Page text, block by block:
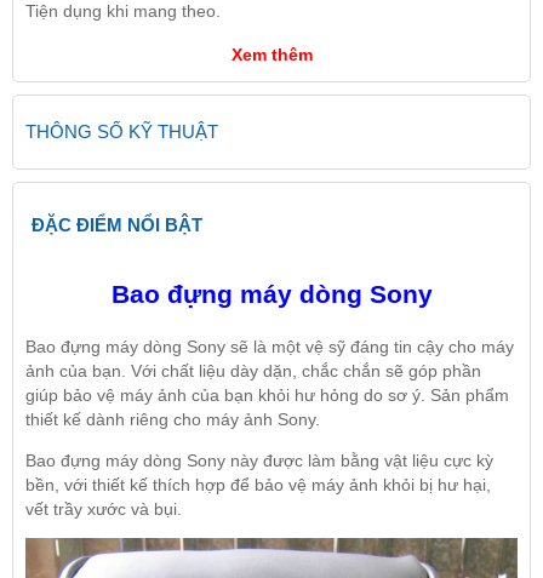
Tiện dụng khi mang theo.
Xem thêm
THÔNG SỐ KỸ THUẬT
ĐẶC ĐIỂM NỔI BẬT
Bao đựng máy dòng Sony
Bao đựng máy dòng Sony sẽ là một vệ sỹ đáng tin cậy cho máy
ảnh của bạn. Với chất liệu dày dặn, chắc chắn sẽ góp phần
giúp bảo vệ máy ảnh của bạn khỏi hư hỏng do sơ ý. Sản phẩm
thiết kế dành riêng cho máy ảnh Sony.
Bao đựng máy dòng Sony này được làm bằng vật liệu cực kỳ
bền, với thiết kế thích hợp để bảo vệ máy ảnh khỏi bị hư hại,
vết trầy xước và bụi.